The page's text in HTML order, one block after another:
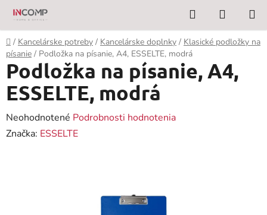
Prejsť
obsah
Hľadať
KOŠÍK
Domov
/ Kancelárske potreby / Kancelárske doplnky / Klasické podložky na
písanie / Podložka na písanie, A4, ESSELTE, modrá
Podložka na písanie, A4,
ESSELTE, modrá
Priemerné
hodnotenie
Neohodnotené Podrobnosti hodnotenia
Značka: ESSELTE